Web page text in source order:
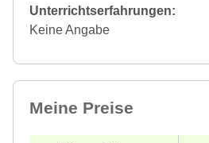
Unterrichtserfahrungen:
Keine Angabe
Meine Preise